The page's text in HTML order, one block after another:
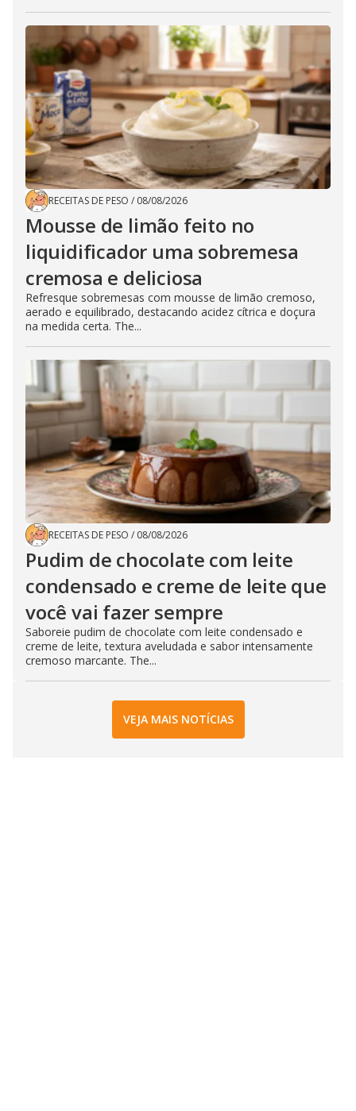
RECEITAS DE PESO / 08/08/2026
Mousse de limão feito no
liquidificador uma sobremesa
cremosa e deliciosa
Refresque sobremesas com mousse de limão cremoso,
aerado e equilibrado, destacando acidez cítrica e doçura
na medida certa. The...
RECEITAS DE PESO / 08/08/2026
Pudim de chocolate com leite
condensado e creme de leite que
você vai fazer sempre
Saboreie pudim de chocolate com leite condensado e
creme de leite, textura aveludada e sabor intensamente
cremoso marcante. The...
VEJA MAIS NOTÍCIAS